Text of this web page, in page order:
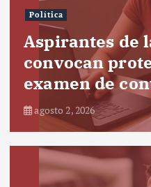
Política
Aspirantes de
convocan
examen de
agosto 2, 2026